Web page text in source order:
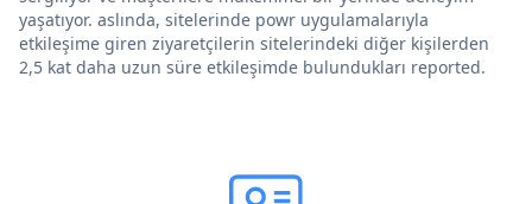
yaşatıyor. aslında, sitelerinde powr uygulamalarıyla
etkileşime giren ziyaretçilerin sitelerindeki diğer kişilerden
2,5 kat daha uzun süre etkileşimde bulundukları reported.